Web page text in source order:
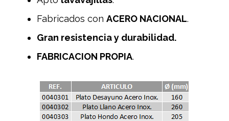
Fabricados con ACERO NACIONAL.
Gran resistencia y durabilidad.
FABRICACION PROPIA.